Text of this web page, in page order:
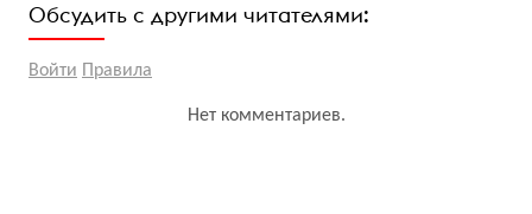
Обсудить с другими читателями:
Войти Правила
Нет комментариев.